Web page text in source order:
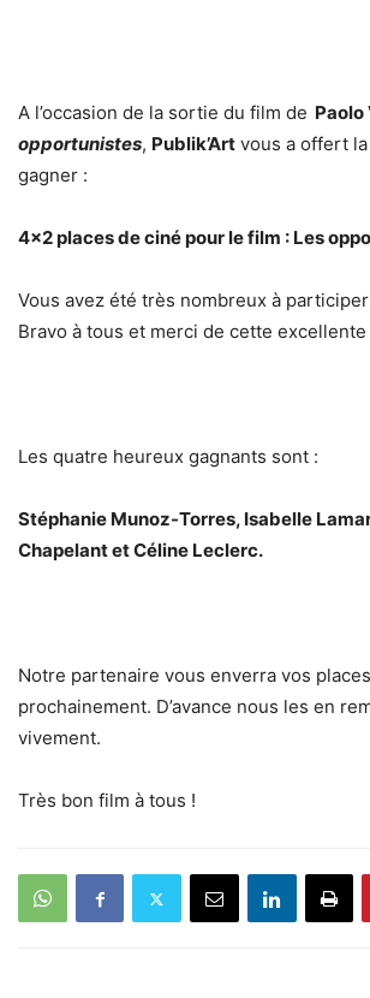
A l’occasion de la sortie du film de Paolo
opportunistes, Publik’Art vous a offert
gagner :
4×2 places de ciné pour le film : Les
Vous avez été très nombreux à
Bravo à tous et merci de cette
Les quatre heureux gagnants sont :
Stéphanie Munoz-Torres, Isabelle
Chapelant et Céline Leclerc.
Notre partenaire vous enverra vos
prochainement. D’avance nous les en
vivement.
Très bon film à tous !